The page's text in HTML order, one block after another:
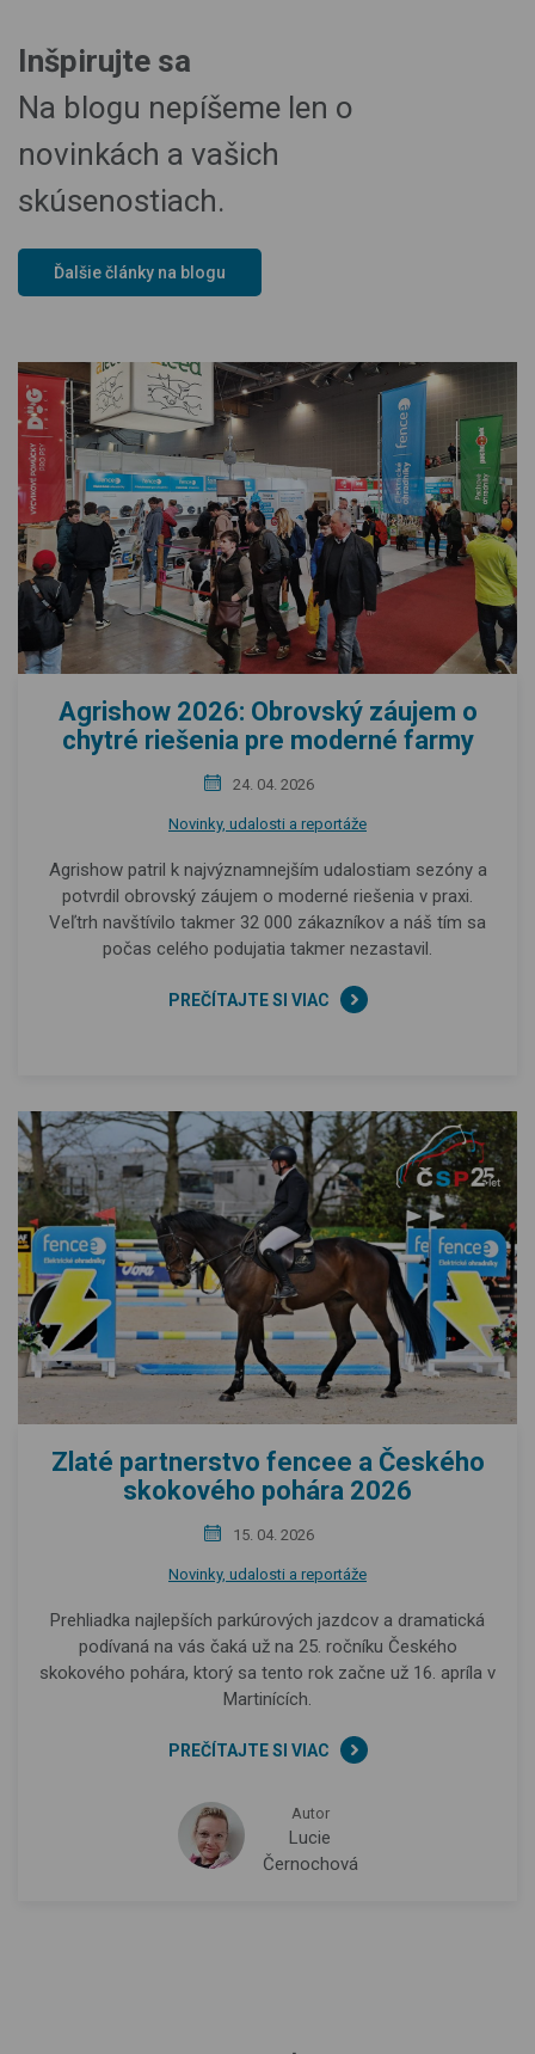
Inšpirujte sa
Na blogu nepíšeme len o
novinkách a vašich
skúsenostiach.
Ďalšie články na blogu
Agrishow 2026: Obrovský záujem o
chytré riešenia pre moderné farmy
24. 04. 2026
Novinky, udalosti a reportáže
Agrishow patril k najvýznamnejším udalostiam sezóny a
potvrdil obrovský záujem o moderné riešenia v praxi.
Veľtrh navštívilo takmer 32 000 zákazníkov a náš tím sa
počas celého podujatia takmer nezastavil.
PREČÍTAJTE SI VIAC
Zlaté partnerstvo fencee a Českého
skokového pohára 2026
15. 04. 2026
Novinky, udalosti a reportáže
Prehliadka najlepších parkúrových jazdcov a dramatická
podívaná na vás čaká už na 25. ročníku Českého
skokového pohára, ktorý sa tento rok začne už 16. apríla v
Martinících.
PREČÍTAJTE SI VIAC
Autor
Lucie
Černochová